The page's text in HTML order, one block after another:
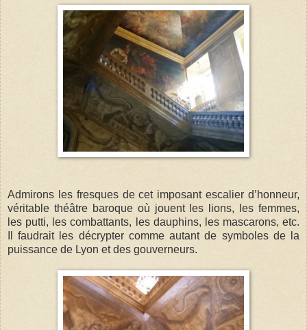
Admirons les fresques de cet imposant escalier d’honneur,
véritable théâtre baroque où jouent les lions, les femmes,
les putti, les combattants, les dauphins, les mascarons, etc.
Il faudrait les décrypter comme autant de symboles de la
puissance de Lyon et des gouverneurs.